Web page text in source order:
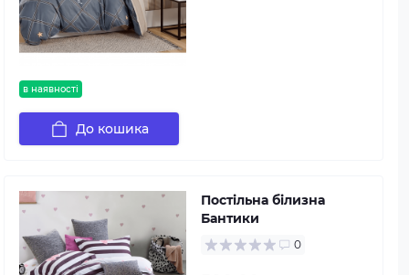
в наявності
До кошика
Постільна білизна
Бантики
0